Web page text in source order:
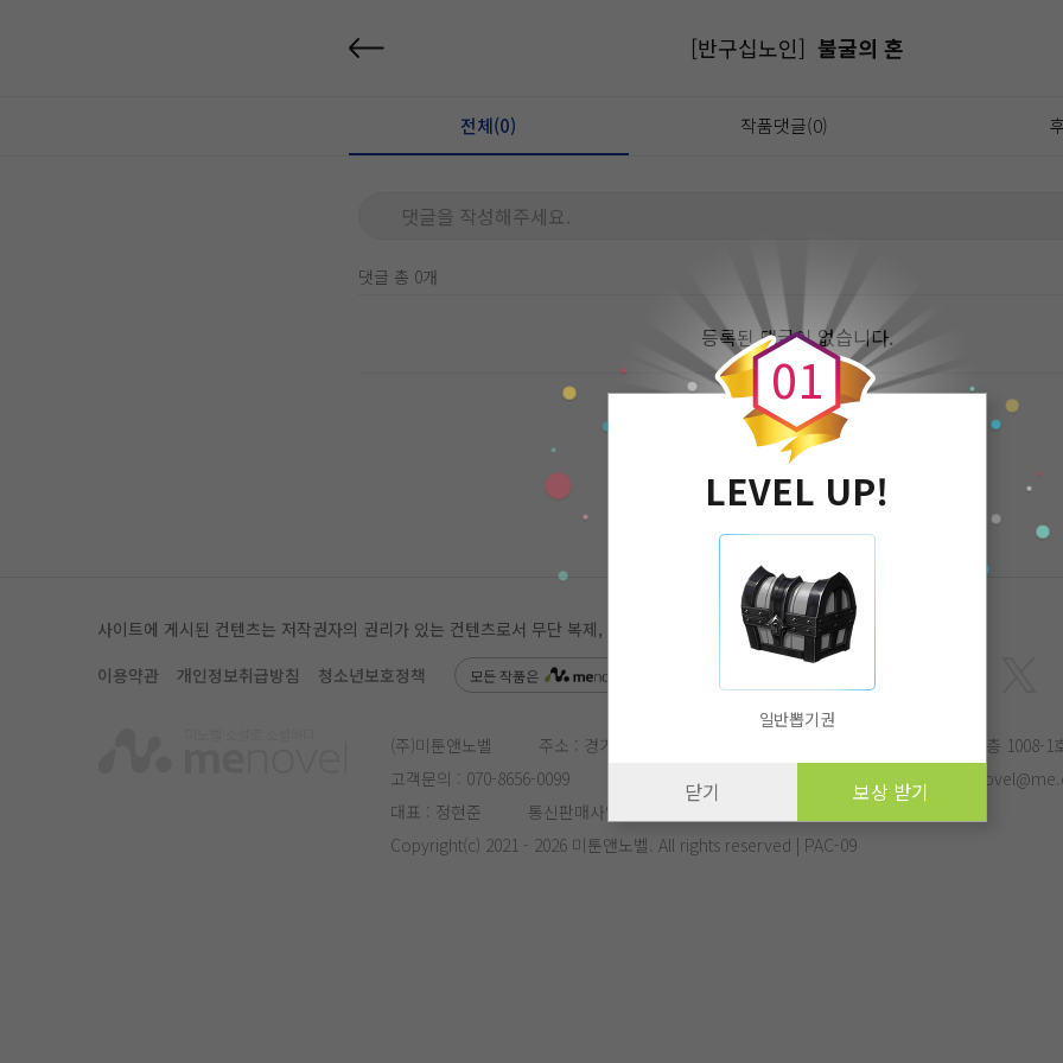
[반구십노인] 불굴의 혼
전체(0) 작품댓글(0)
댓글을 작성해주세요.
댓글 총 0개
등록된 댓글이 없습니다.
0
0
1
LEVEL UP!
일반뽑기권
닫기 보상 받기
사이트에 게시된 컨텐츠는 저작권자의 권리가 있는 컨텐츠로서 무단 복제, 전송, 수정, 배포는 법적 처벌을 받을 수 있습니다.
이용약관
개인정보취급방침 청소년보호정책 모든 작품은
(주)미툰앤노벨 주소 : 경기도 성남시 분당구 삼평동 682번지 유스페이스2 B동 10층 1008-1
고객문의 : 070-8656-0099 menovel@me.co.kr 작가문의 :
대표 : 정현준
통신판매사업자번호 : 제 2017-성남분당-1125호
Copyright(c) 2021 - 2026 미툰앤노벨. All rights reserved | PAC-09